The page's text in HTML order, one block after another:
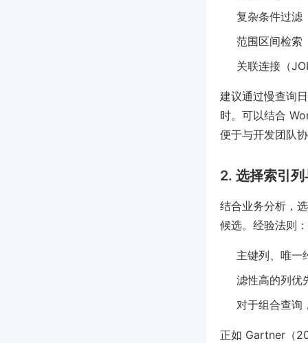
复杂条件过滤
范围区间检索
关联连接（
建议通过慢查询
时。可以结合
便于与开发团队
2. 选择索引
结合业务分析，
候选。经验法则：
主键列、唯一
滤性高的列优
对于组合查询
正如 Gartner（